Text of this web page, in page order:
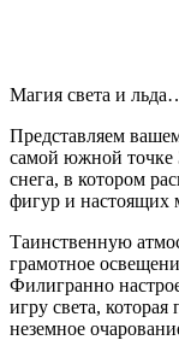
Магия света и
Представляем
самой южной точке
снега, в котором
фигур и настоящих
Таинственную
грамотное
Филигранно
игру света,
неземное